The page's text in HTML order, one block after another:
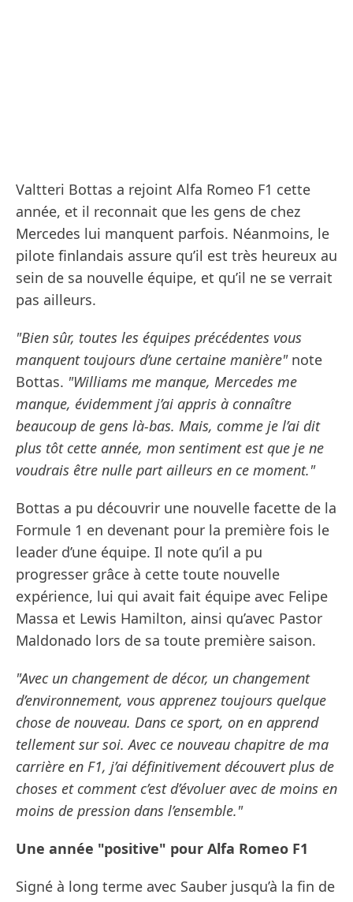
Valtteri Bottas a rejoint Alfa Romeo F1 cette
année, et il reconnait que les gens de chez
Mercedes lui manquent parfois. Néanmoins, le
pilote finlandais assure qu’il est très heureux au
sein de sa nouvelle équipe, et qu’il ne se verrait
pas ailleurs.
"Bien sûr, toutes les équipes précédentes vous
manquent toujours d’une certaine manière"note
Bottas. "Williams me manque, Mercedes me
manque, évidemment j’ai appris à connaître
beaucoup de gens là-bas. Mais, comme je l’ai dit
plus tôt cette année, mon sentiment est que je ne
voudrais être nulle part ailleurs en ce moment."
Bottas a pu découvrir une nouvelle facette de la
Formule 1 en devenant pour la première fois le
leader d’une équipe. Il note qu’il a pu
progresser grâce à cette toute nouvelle
expérience, lui qui avait fait équipe avec Felipe
Massa et Lewis Hamilton, ainsi qu’avec Pastor
Maldonado lors de sa toute première saison.
"Avec un changement de décor, un changement
d’environnement, vous apprenez toujours quelque
chose de nouveau. Dans ce sport, on en apprend
tellement sur soi. Avec ce nouveau chapitre de ma
carrière en F1, j’ai définitivement découvert plus de
choses et comment c’est d’évoluer avec de moins en
moins de pression dans l’ensemble."
Une année "positive" pour Alfa Romeo F1
Signé à long terme avec Sauber jusqu’à la fin de